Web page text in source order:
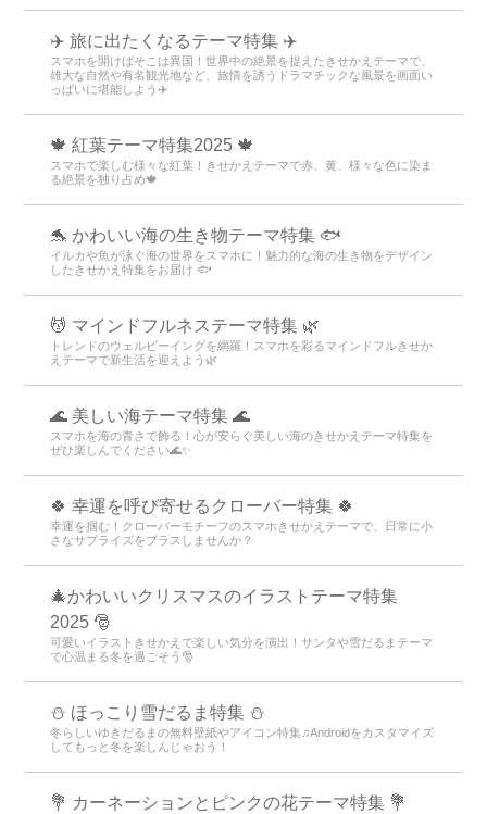
✈️ 旅に出たくなるテーマ特集 ✈️
スマホを開けばそこは異国！世界中の絶景を捉えたきせかえテーマで、
雄大な自然や有名観光地など、旅情を誘うドラマチックな風景を画面い
っぱいに堪能しよう✈️
🍁 紅葉テーマ特集2025 🍁
スマホで楽しむ様々な紅葉！きせかえテーマで赤、黄、様々な色に染ま
る絶景を独り占め🍁
🐬 かわいい海の生き物テーマ特集 🐟
イルカや魚が泳ぐ海の世界をスマホに！魅力的な海の生き物をデザイン
したきせかえ特集をお届け 🐟
💆 マインドフルネステーマ特集 🌿
トレンドのウェルビーイングを網羅！スマホを彩るマインドフルきせか
えテーマで新生活を迎えよう🌿
🌊 美しい海テーマ特集 🌊
スマホを海の青さで飾る！心が安らぐ美しい海のきせかえテーマ特集を
ぜひ楽しんでください🌊✨
🍀 幸運を呼び寄せるクローバー特集 🍀
幸運を掴む！クローバーモチーフのスマホきせかえテーマで、日常に小
さなサプライズをプラスしませんか？
🎄かわいいクリスマスのイラストテーマ特集
2025 🎅
可愛いイラストきせかえで楽しい気分を演出！サンタや雪だるまテーマ
で心温まる冬を過ごそう🎅
⛄ ほっこり雪だるま特集 ⛄
冬らしいゆきだるまの無料壁紙やアイコン特集♫Androidをカスタマイズ
してもっと冬を楽しんじゃおう！
💐 カーネーションとピンクの花テーマ特集 💐